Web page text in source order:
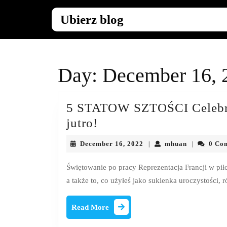
Ubierz blog
Day: December 16,
5 STATOW SZTOŚCI
jutro!
Celebration,
które
można
użyć
December 16, 2022 Decembermhuanmhuan 0
Świętowanie po pracy Reprezentacja Francji w
a także to, co użyłeś jako sukienka uroczystości,
Read More
More